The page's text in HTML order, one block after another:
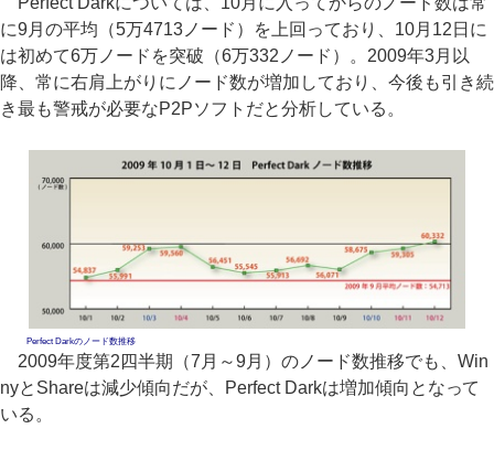
に9月の平均（5万4713ノード）を上回っており、10月12日に
は初めて6万ノードを突破（6万332ノード）。2009年3月以
降、常に右肩上がりにノード数が増加しており、今後も引き続
き最も警戒が必要なP2Pソフトだと分析している。
Perfect Darkのノード数推移
2009年度第2四半期（7月～9月）のノード数推移でも、Win
nyとShareは減少傾向だが、Perfect Darkは増加傾向となって
いる。